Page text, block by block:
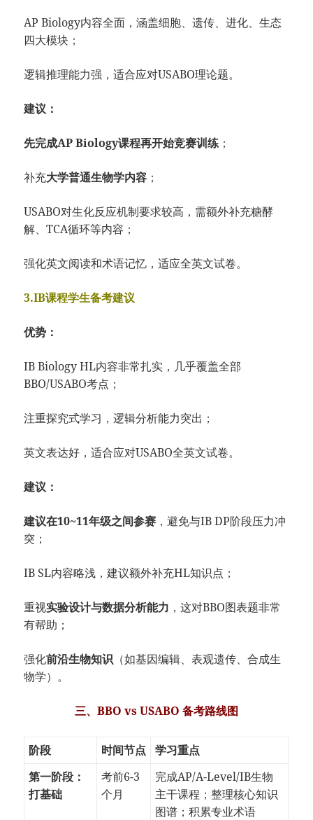
AP Biology内容全面，涵盖细胞、遗传、进化、生态
四大模块；
逻辑推理能力强，适合应对USABO理论题。
建议：
先完成AP Biology课程再开始竞赛训练 ；
补充大学普通生物学内容 ；
USABO对生化反应机制要求较高，需额外补充糖酵
解、TCA循环等内容；
强化英文阅读和术语记忆，适应全英文试卷。
3.IB课程学生备考建议
优势：
IB Biology HL内容非常扎实，几乎覆盖全部
BBO/USABO考点；
注重探究式学习，逻辑分析能力突出；
英文表达好，适合应对USABO全英文试卷。
建议：
建议在10~11年级之间参赛 ，避免与IB DP阶段压力冲
突；
IB SL内容略浅，建议额外补充HL知识点；
重视实验设计与数据分析能力 ，这对BBO图表题非常
有帮助；
强化前沿生物知识 （如基因编辑、表观遗传、合成生
物学）。
三、BBO vs USABO 备考路线图
阶段 时间节点
学习重点
第一阶段：
打基础
考前6-3
个月
完成AP/A-Level/IB生物
主干课程；整理核心知识
图谱；积累专业术语